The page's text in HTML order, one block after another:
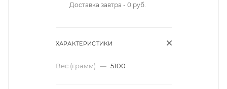
Доставка завтра - 0 руб.
ХАРАКТЕРИСТИКИ
Вес (грамм) — 5100